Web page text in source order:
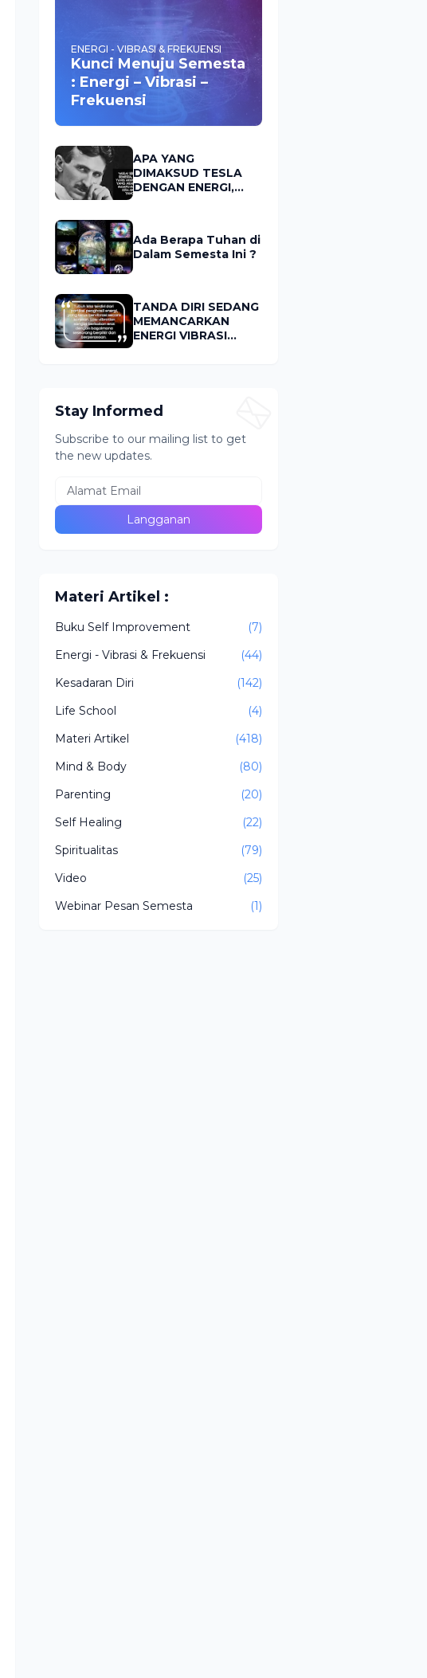
ENERGI - VIBRASI & FREKUENSI
Kunci Menuju Semesta
: Energi – Vibrasi –
Frekuensi
APA YANG
DIMAKSUD TESLA
DENGAN ENERGI,
Ada Berapa Tuhan di
Dalam Semesta Ini ?
TANDA DIRI SEDANG
MEMANCARKAN
ENERGI VIBRASI
Stay Informed
Subscribe to our mailing list to get
the new updates.
Materi Artikel :
Buku Self Improvement
(7)
Energi - Vibrasi & Frekuensi
(44)
Kesadaran Diri
(142)
Life School
(4)
Materi Artikel
(418)
Mind & Body
(80)
Parenting
(20)
Self Healing
(22)
Spiritualitas
(79)
Video
(25)
Webinar Pesan Semesta
(1)